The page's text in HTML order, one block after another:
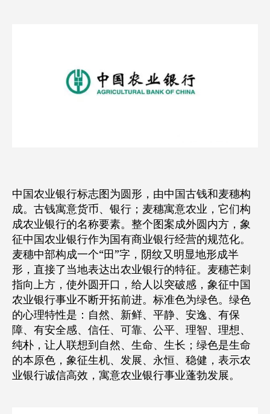
中国农业银行标志图为圆形，由中国古钱和麦穗构
成。古钱寓意货币、银行；麦穗寓意农业，它们构
成农业银行的名称要素。整个图案成外圆内方，象
征中国农业银行作为国有商业银行经营的规范化。
麦穗中部构成一个“田”字，阴纹又明显地形成半
形，直接了当地表达出农业银行的特征。麦穗芒刺
指向上方，使外圆开口，给人以突破感，象征中国
农业银行事业不断开拓前进。标准色为绿色。绿色
的心理特性是：自然、新鲜、平静、安逸、有保
障、有安全感、信任、可靠、公平、理智、理想、
纯朴，让人联想到自然、生命、生长；绿色是生命
的本原色，象征生机、发展、永恒、稳健，表示农
业银行诚信高效，寓意农业银行事业蓬勃发展。